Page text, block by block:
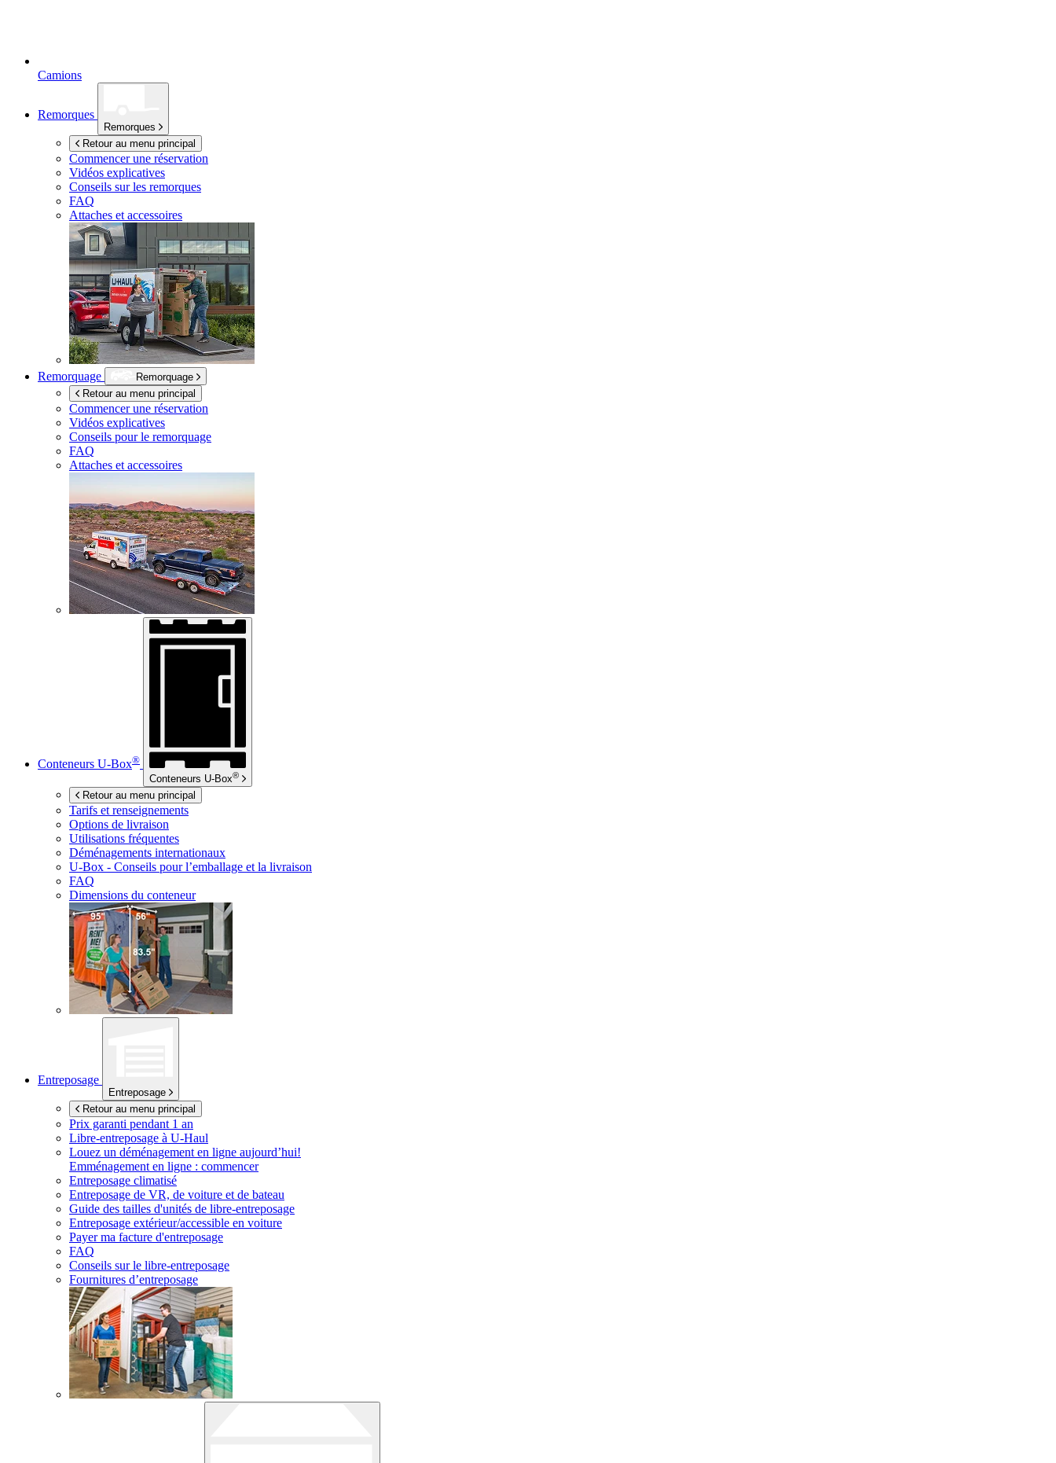
Camions
Remorques
Remorques
Retour au menu principal
Commencer une réservation
Vidéos explicatives
Conseils sur les remorques
FAQ
Attaches et accessoires
Remorquage
Remorquage
Retour au menu principal
Commencer une réservation
Vidéos explicatives
Conseils pour le remorquage
FAQ
Attaches et accessoires
Conteneurs U-Box®
Conteneurs U-Box®
Retour au menu principal
Tarifs et renseignements
Options de livraison
Utilisations fréquentes
Déménagements internationaux
U-Box - Conseils pour l’emballage et la livraison
FAQ
Dimensions du conteneur
Entreposage
Entreposage
Retour au menu principal
Prix garanti pendant 1 an
Libre-entreposage à U-Haul
Louez un déménagement en ligne aujourd’hui!
Emménagement en ligne : commencer
Entreposage climatisé
Entreposage de VR, de voiture et de bateau
Guide des tailles d'unités de libre-entreposage
Entreposage extérieur/accessible en voiture
Payer ma facture d'entreposage
FAQ
Conseils sur le libre-entreposage
Fournitures d’entreposage